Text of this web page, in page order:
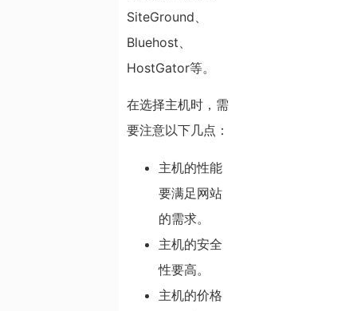
SiteGround、
Bluehost、
HostGator等。
在选择主机时，需
要注意以下几点：
主机的性能
要满足网站
的需求。
主机的安全
性要高。
主机的价格